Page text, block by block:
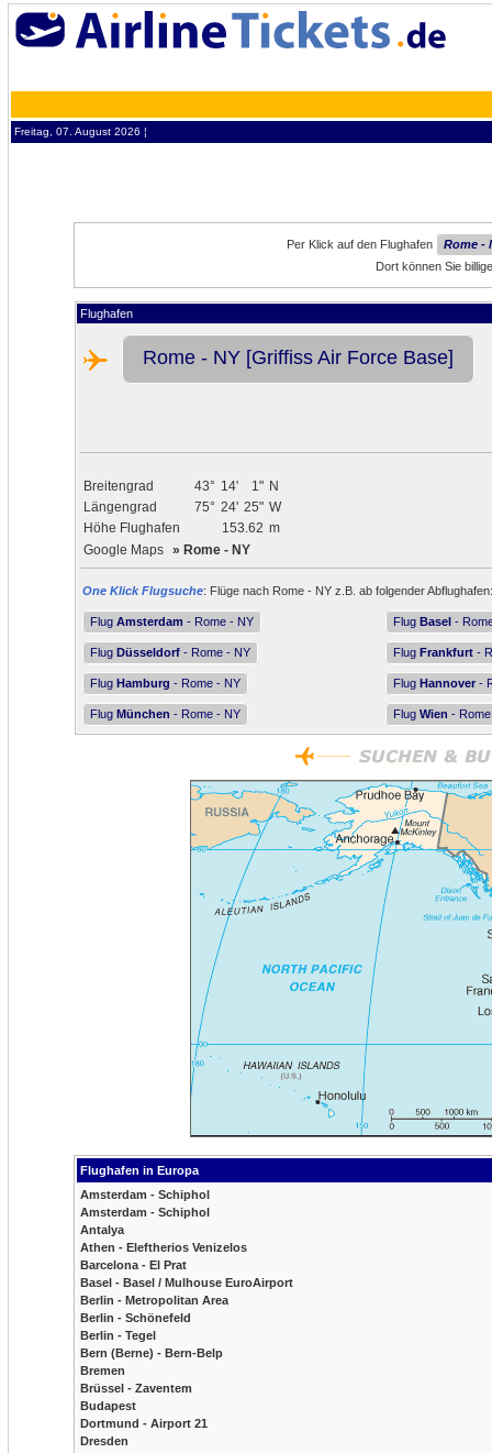
Freitag, 07. August 2026 ¦
Per Klick auf den Flughafen
Rome -
Dort können Sie
Flughafen
Rome - NY [Griffiss Air Force Base]
Breitengrad 43° 14' 1" N
Längengrad
75° 24' 25" W
Höhe Flughafen
153.62 m
Google Maps » Rome - NY
One Klick Flugsuche: Flüge nach Rome - NY z.B. ab folgender Abflughafen:
Flug Amsterdam - Rome - NY Flug Basel -
Flug Düsseldorf - Rome - NY Flug Frankfurt -
Flug Hamburg - Rome - NY Flug Hannover -
Flug München - Rome - NY Flug Wien -
Flughafen in Europa
Amsterdam - Schiphol
Amsterdam - Schiphol
Antalya
Athen - Eleftherios Venizelos
Barcelona - El Prat
Basel - Basel / Mulhouse EuroAirport
Berlin - Metropolitan Area
Berlin - Schönefeld
Berlin - Tegel
Bern (Berne) - Bern-Belp
Bremen
Brüssel - Zaventem
Budapest
Dortmund - Airport 21
Dresden